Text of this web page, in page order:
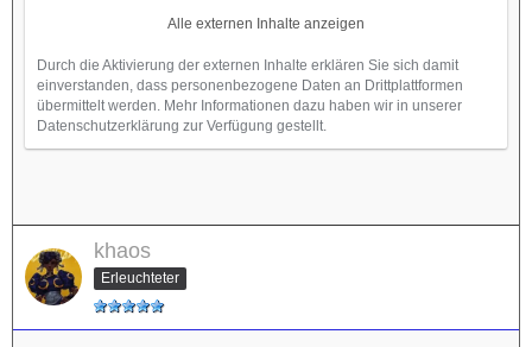
Alle externen Inhalte anzeigen
Durch die Aktivierung der externen Inhalte erklären Sie sich damit
einverstanden, dass personenbezogene Daten an Drittplattformen
übermittelt werden. Mehr Informationen dazu haben wir in unserer
Datenschutzerklärung zur Verfügung gestellt.
khaos
Erleuchteter